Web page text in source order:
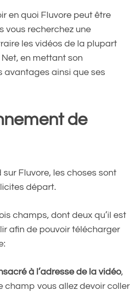
en quoi Fluvore peut être
vous recherchez une
les vidéos de la plupart
en mettant son
avantages ainsi que ses
de
sur Fluvore, les choses sont
départ.
champs, dont deux qu’il est
afin de pouvoir télécharger
à l’adresse de la vidéo,
champ vous allez devoir coller